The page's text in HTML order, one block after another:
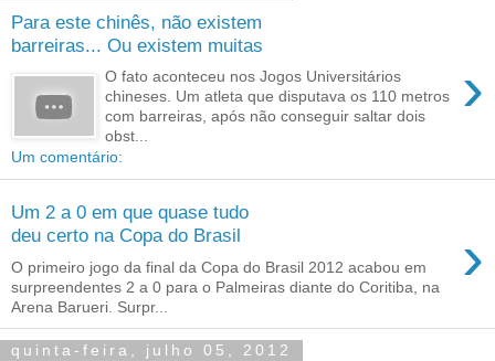
Para este chinês, não existem
barreiras... Ou existem muitas
›
O fato aconteceu nos Jogos Universitários
chineses. Um atleta que disputava os 110 metros
com barreiras, após não conseguir saltar dois
obst...
Um comentário:
Um 2 a 0 em que quase tudo
deu certo na Copa do Brasil
›
O primeiro jogo da final da Copa do Brasil 2012 acabou em
surpreendentes 2 a 0 para o Palmeiras diante do Coritiba, na
Arena Barueri. Surpr...
quinta-feira, julho 05, 2012